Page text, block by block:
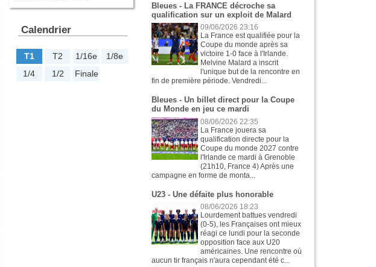
Calendrier
T1 T2 1/16e
1/8e
1/4
1/2 Finale
Bleues - La FRANCE décroche sa
qualification sur un exploit de Malard
09/06/2026 23:16
La France est qualifiée pour la
Coupe du monde après sa
victoire 1-0 face à l'Irlande.
Melvine Malard a inscrit
l'unique but de la rencontre en
fin de première période. Vendredi...
Bleues - Un billet direct pour la Coupe
du Monde en jeu ce mardi
08/06/2026 22:35
La France jouera sa
qualification directe pour la
Coupe du monde 2027 contre
l'Irlande ce mardi à Grenoble
(21h10, France 4) Après une
campagne en forme de monta...
U23 - Une défaite plus honorable
08/06/2026 18:23
Lourdement battues vendredi
(0-5), les Françaises ont mieux
réagi ce lundi pour la seconde
opposition face aux U20
américaines. Une rencontre où
aucun tir français n'aura cependant été c...